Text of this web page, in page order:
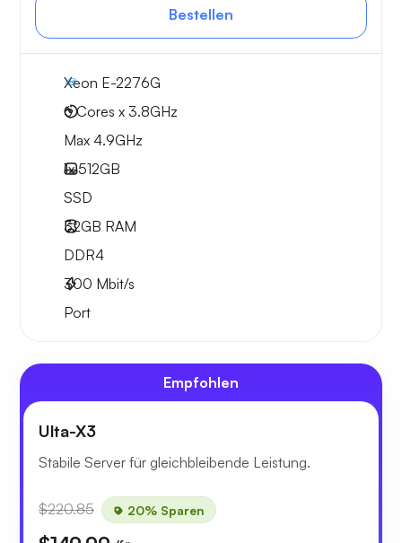
Bestellen
Xeon E-2276G
6 Cores x 3.8GHz
Max 4.9GHz
1x512GB
SSD
32GB RAM
DDR4
300 Mbit/s
Port
Empfohlen
Ulta-X3
Stabile Server für gleichbleibende Leistung.
$220.85 20% Sparen